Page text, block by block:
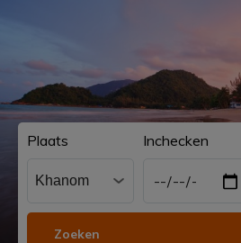
Plaats Inchecken
Zoeken